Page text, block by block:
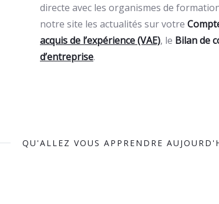
directe avec les organismes de
notre site les actualités sur votre
acquis de l’expérience (VAE), le Bilan de
d’entreprise.
QU'ALLEZ VOUS APPRENDRE